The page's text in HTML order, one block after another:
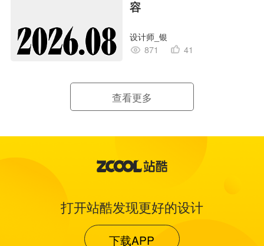
容
设计师_银
871
41
查看更多
打开站酷发现更好的设计
下载APP